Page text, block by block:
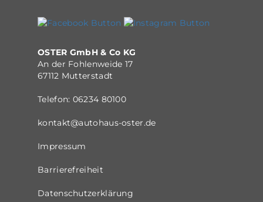
OSTER GmbH & Co KG
An der Fohlenweide 17
67112 Mutterstadt
Telefon: 06234 80100
kontakt@autohaus-oster.de
Impressum
Barrierefreiheit
Datenschutzerklärung